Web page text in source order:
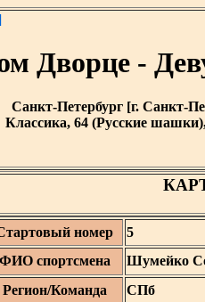
Дворце -
Санкт-Петербург [г. Санкт-
Классика, 64 (Русские
номер 5
ФИО спортсмена
Шумейко
Регион/Команда
СПб